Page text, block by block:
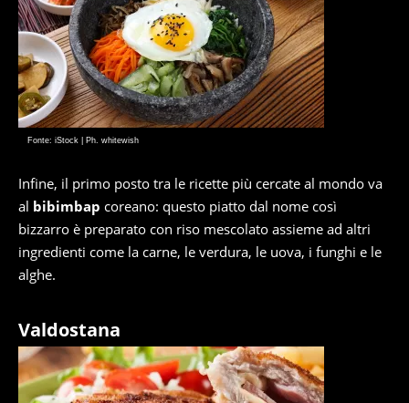
Fonte: iStock | Ph. whitewish
Infine, il primo posto tra le ricette più cercate al mondo va
al bibimbap coreano: questo piatto dal nome così
bizzarro è preparato con riso mescolato assieme ad altri
ingredienti come la carne, le verdura, le uova, i funghi e le
alghe.
Valdostana